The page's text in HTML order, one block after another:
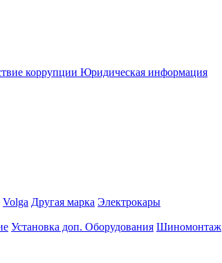
коррупции Юридическая информация
Volga Другая марка Электрокары
Установка доп. Оборудования Шиномонтаж